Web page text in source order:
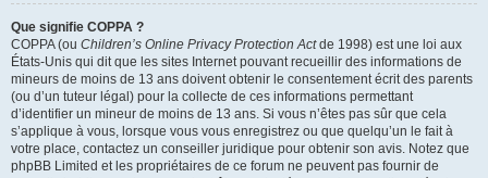
Que signifie COPPA ?
COPPA (ou Children’s Online Privacy Protection Actde 1998) est une loi aux
États-Unis qui dit que les sites Internet pouvant recueillir des informations de
mineurs de moins de 13 ans doivent obtenir le consentement écrit des parents
(ou d’un tuteur légal) pour la collecte de ces informations permettant
d’identifier un mineur de moins de 13 ans. Si vous n’êtes pas sûr que cela
s’applique à vous, lorsque vous vous enregistrez ou que quelqu’un le fait à
votre place, contactez un conseiller juridique pour obtenir son avis. Notez que
phpBB Limited et les propriétaires de ce forum ne peuvent pas fournir de